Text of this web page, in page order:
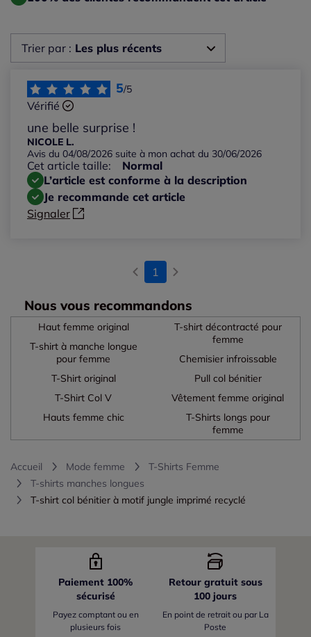
Trier par : Les plus récents
Les plus récents
Les plus anciens
Notes les plus élevées
Notes les plus basses
5/5
Vérifié
une belle surprise !
NICOLE L.
Avis du 04/08/2026 suite à mon achat du 30/06/2026
Cet article taille:
Normal
L’article est conforme à la description
Je recommande cet article
Signaler
1
Nous vous recommandons
Haut femme original
T-shirt à manche longue
pour femme
T-Shirt original
T-shirt décontracté pour
femme
Chemisier infroissable
Pull col bénitier
T-Shirt Col V
Hauts femme chic
Vêtement femme original
T-Shirts longs pour
femme
Accueil Mode femme
T-Shirts Femme
T-shirts manches longues
T-shirt col bénitier à motif jungle imprimé recyclé
Paiement 100%
sécurisé
Payez comptant ou en
plusieurs fois
Retour gratuit sous
100 jours
En point de retrait ou par La
Poste